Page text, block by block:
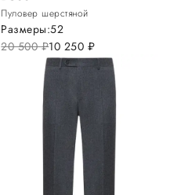
Пуловер шерстяной
20 500руб.10 250 руб.
Размеры:52